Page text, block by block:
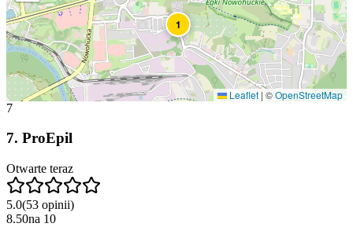
1
Leaflet | ©OpenStreetMap
7
7. ProEpil
Otwarte teraz
5.0(53 opinii)
8.50na 10